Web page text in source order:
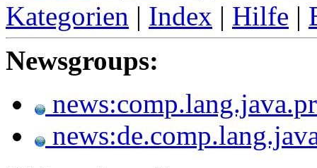
Kategorien | Index | Hilfe |
Newsgroups: